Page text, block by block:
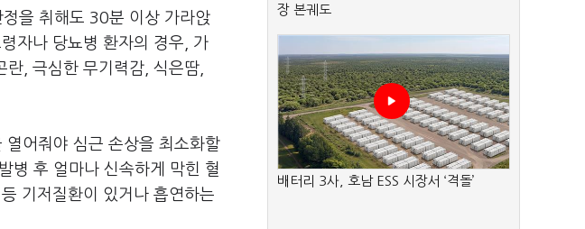
을 취해도 30분 이상 가라앉
자나 당뇨병 환자의 경우, 가
, 극심한 무기력감, 식은땀,
어줘야 심근 손상을 최소화할
병 후 얼마나 신속하게 막힌 혈
기저질환이 있거나 흡연하는
장 본궤도
배터리 3사, 호남 ESS 시장서 ‘격돌’